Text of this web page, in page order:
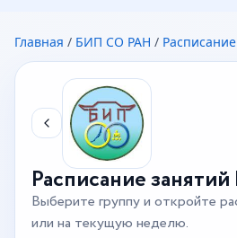
Главная / БИП СО РАН / Расписание
Расписание
Выберите группу и откройте
или на текущую неделю.